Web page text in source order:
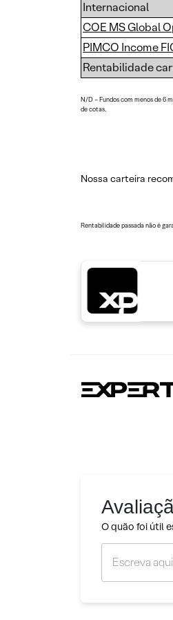
Internacional
COE MS Global
PIMCO Income
Rentabilidade
N/D – Fundos com menos de 6
de cotas.
Nossa carteira
Rentabilidade passada não é
O quão foi útil